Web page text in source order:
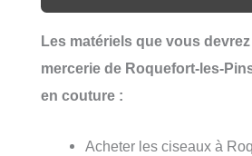
Les matériels que vous
mercerie de Roquefort-les-
en couture :
Acheter les ciseaux à